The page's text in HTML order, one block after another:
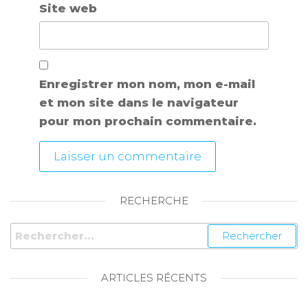
Site web
Enregistrer mon nom, mon e-mail
et mon site dans le navigateur
pour mon prochain commentaire.
RECHERCHE
ARTICLES RÉCENTS